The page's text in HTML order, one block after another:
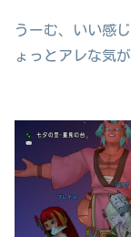
うーむ、いい感
ょっとアレな気